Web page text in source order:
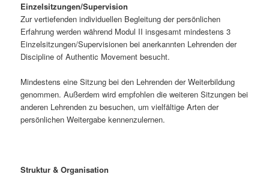
Einzelsitzungen/Supervision
Zur vertiefenden individuellen Begleitung der persönlichen
Erfahrung werden während Modul II insgesamt mindestens 3
Einzelsitzungen/Supervisionen bei anerkannten Lehrenden der
Discipline of Authentic Movement besucht.
Mindestens eine Sitzung bei den Lehrenden der Weiterbildung
genommen. Außerdem wird empfohlen die weiteren Sitzungen bei
anderen Lehrenden zu besuchen, um vielfältige Arten der
persönlichen Weitergabe kennenzulernen.
Struktur & Organisation